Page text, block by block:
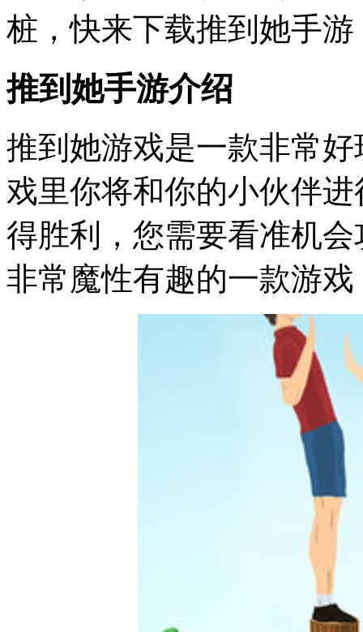
桩，快来下载推到她手
推到她手游介绍
推到她游戏是一款非常
戏里你将和你的小伙伴
得胜利，您需要看准机
非常魔性有趣的一款游